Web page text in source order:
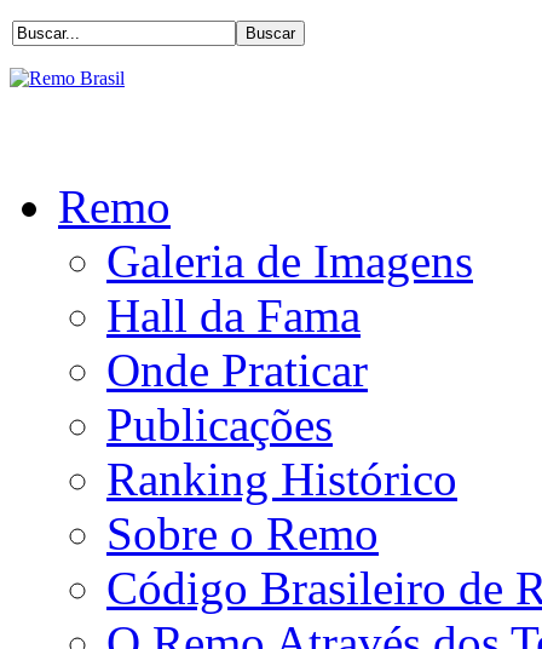
Remo
Galeria de Imagens
Hall da Fama
Onde Praticar
Publicações
Ranking Histórico
Sobre o Remo
Código Brasileiro de